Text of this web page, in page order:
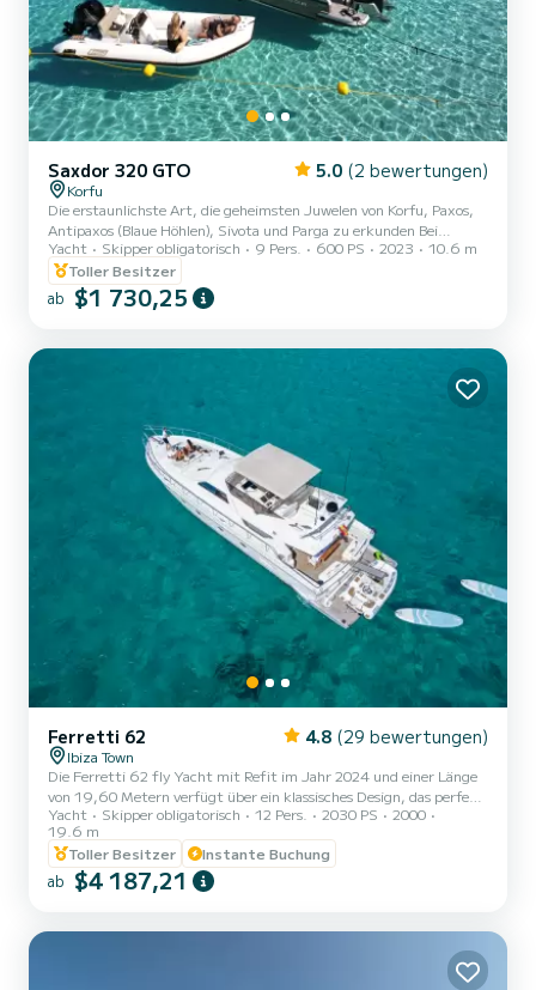
Saxdor 320 GTO 5.0 (2 bewertungen)
Korfu
Die erstaunlichste Art, die geheimsten Juwelen von Korfu, Paxos,
Antipaxos (Blaue Höhlen), Sivota und Parga zu erkunden Bei
Tageskreuzfahrten im Preis inbegriffen: MwSt. Skipper WLAN
Ladestationen Erfrischungen und Snacks Schnorchelausrüstung
SUP Wasserscooter Snacks Getränke
Yacht Skipper obligatorisch 9 Pers. 600 PS 2023
10.6 m
Toller Besitzer
ab $1 730,25
Ferretti 62 4.8 (29 bewertungen)
Ibiza Town
Die Ferretti 62 fly Yacht mit Refit im Jahr 2024 und einer Länge
von 19,60 Metern verfügt über ein klassisches Design, das perfekt
mit dem Komfort harmoniert, den ihre Ausstattung bietet. Ihr
Außenbereich bietet großzügige Räume für insgesamt 12 Gäste
tagsüber. Ein großzügiges Sonnendeck am Bug lädt zum
Sonnenbaden ein, während das Flybridge einen perfekten
Essbereich mit herrlichem Blick auf Ibiza und Formentera bietet.
unter eine...
Yacht Skipper obligatorisch 12 Pers. 2030 PS
2000
19.6 m
Toller Besitzer
Instante Buchung
ab $4 187,21